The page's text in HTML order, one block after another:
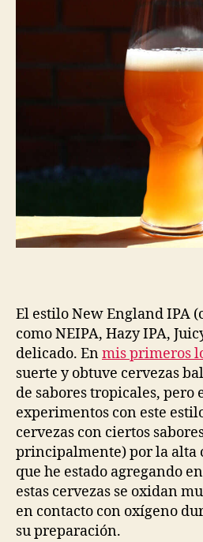
El estilo New England IPA
como NEIPA, Hazy IPA,
delicado. Enmis primeros
suerte y obtuve cervezas
de sabores tropicales, pero
experimentos con este
cervezas con ciertos
principalmente) por la alta
que he estado agregando
estas cervezas se oxidan
en contacto con oxígeno
su preparación.